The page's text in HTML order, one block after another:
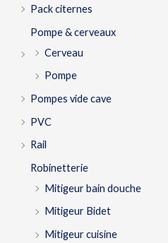
Pack citernes
Pompe & cerveaux
Cerveau
Pompe
Pompes vide cave
PVC
Rail
Robinetterie
Mitigeur bain douche
Mitigeur Bidet
Mitigeur cuisine